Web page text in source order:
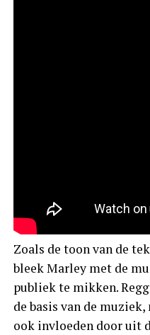
Zoals de toon van de
bleek Marley met de
publiek te mikken.
de basis van de
ook invloeden door uit